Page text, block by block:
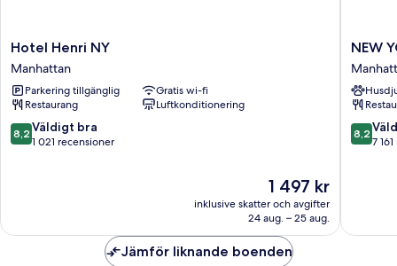
Hotel
Henri
NY
Manhattan
Hotel Henri NY
Manhattan
Parkering tillgänglig
Gratis wi-fi
Restaurang
Luftkonditionering
8.2
av
8,2 Väldigt bra
1 021 recensioner
Priset
1 497 kr
1 497 kr
inklusive skatter och avgifter
24 aug. – 25 aug.
NEW
YORKER
BY
LOTTE
HOTELS
NEW
8.2
av
8,2
7
Jämför liknande boenden